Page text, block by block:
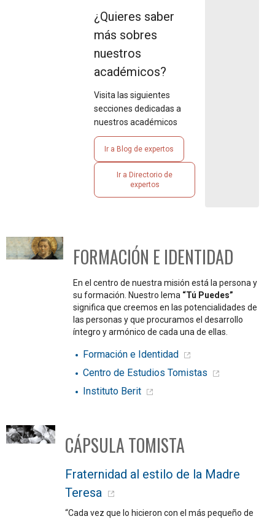
¿Quieres saber
más sobres
nuestros
académicos?
Visita las siguientes
secciones dedicadas a
nuestros académicos
Ir a Blog de expertos
Ir a Directorio de
expertos
FORMACIÓN E IDENTIDAD
En el centro de nuestra misión está la persona y
su formación. Nuestro lema “Tú Puedes”
significa que creemos en las potencialidades de
las personas y que procuramos el desarrollo
íntegro y armónico de cada una de ellas.
Formación e Identidad
Centro de Estudios Tomistas
Instituto Berit
CÁPSULA TOMISTA
Fraternidad al estilo de la Madre
Teresa
“Cada vez que lo hicieron con el más pequeño de